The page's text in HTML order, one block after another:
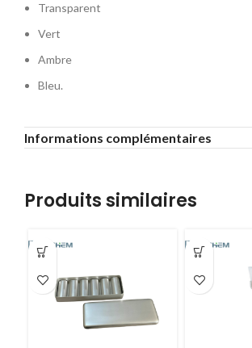
Transparent
Vert
Ambre
Bleu.
Informations complémentaires
Produits similaires